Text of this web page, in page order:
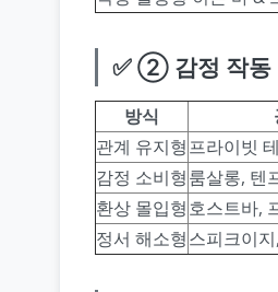
✅ ② 감정 작동
방식
관계 유지형프라이빗
감정 소비형룸살롱, 텐
환상 몰입형호스트바,
정서 해소형스피크이